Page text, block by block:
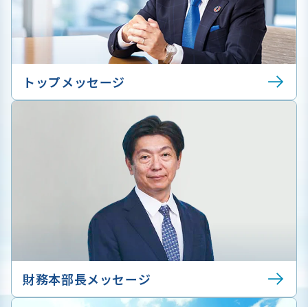
トップメッセージ
財務本部長メッセージ